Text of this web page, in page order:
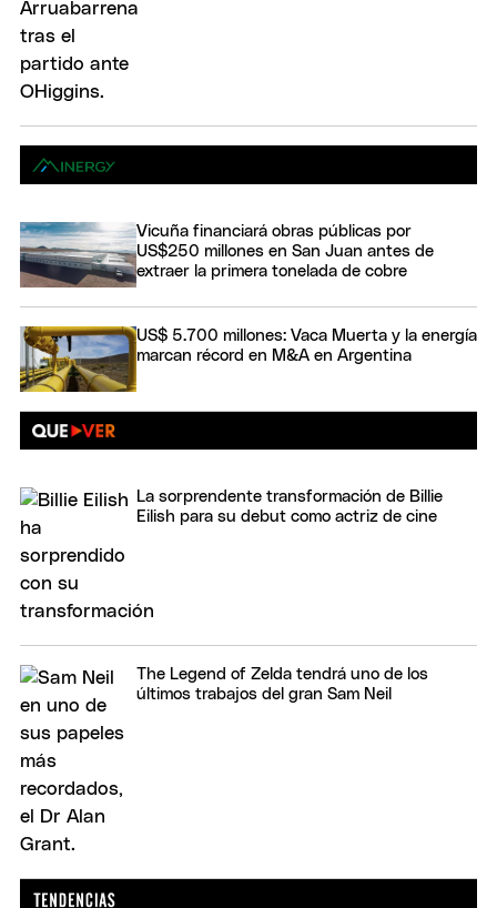
Vicuña financiará obras públicas por
US$250 millones en San Juan antes de
extraer la primera tonelada de cobre
US$ 5.700 millones: Vaca Muerta y la energía
marcan récord en M&A en Argentina
La sorprendente transformación de Billie
Eilish para su debut como actriz de cine
The Legend of Zelda tendrá uno de los
últimos trabajos del gran Sam Neil